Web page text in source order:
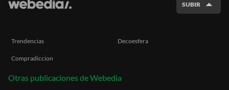
SUBIR
Trendencias Decoesfera
Compradiccion
Otras publicaciones de Webedia